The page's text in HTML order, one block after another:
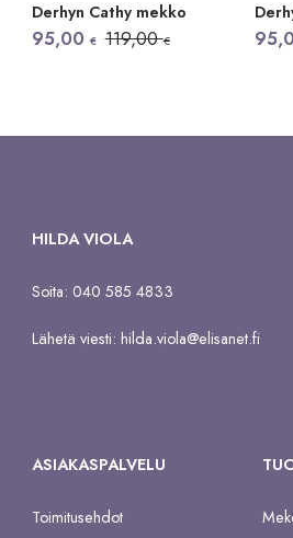
Derhyn Cathy mekko
119,00€
Alkuperäinen
hinta
95,00€
Nykyinen
hinta hinta
hinta
HILDA VIOLA
Soita: 040 585 4833
Lähetä viesti:hilda.viola@elisanet.fi
ASIAKASPALVELU
Toimitusehdot